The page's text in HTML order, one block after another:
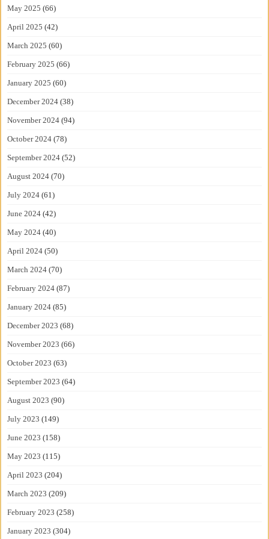
May 2025 (66)
April 2025 (42)
March 2025 (60)
February 2025 (66)
January 2025 (60)
December 2024 (38)
November 2024 (94)
October 2024 (78)
September 2024 (52)
August 2024 (70)
July 2024 (61)
June 2024 (42)
May 2024 (40)
April 2024 (50)
March 2024 (70)
February 2024 (87)
January 2024 (85)
December 2023 (68)
November 2023 (66)
October 2023 (63)
September 2023 (64)
August 2023 (90)
July 2023 (149)
June 2023 (158)
May 2023 (115)
April 2023 (204)
March 2023 (209)
February 2023 (258)
January 2023 (304)